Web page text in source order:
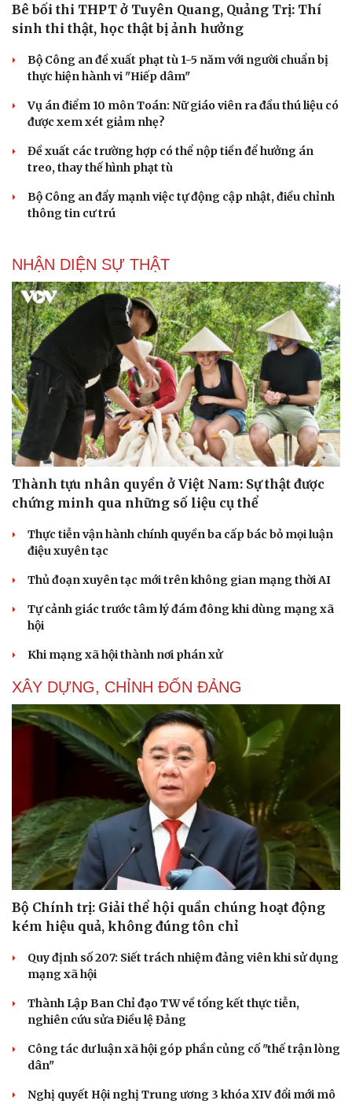
Văn học
Di sản
Du lịch
Podcast
Câu chuyện thời sự
Đọc truyện đêm khuya
Cửa sổ tình yêu
Kể chuyện cho bé
Hạt giống tâm hồn
Bê bối thi THPT ở Tuyên Quang, Quảng Trị: Thí
sinh thi thật, học thật bị ảnh hưởng
Bộ Công an đề xuất phạt tù 1-5 năm với người chuẩn bị
thực hiện hành vi "Hiếp dâm"
Vụ án điểm 10 môn Toán: Nữ giáo viên ra đầu thú liệu có
được xem xét giảm nhẹ?
Đề xuất các trường hợp có thể nộp tiền để hưởng án
treo, thay thế hình phạt tù
Bộ Công an đẩy mạnh việc tự động cập nhật, điều chỉnh
thông tin cư trú
NHẬN DIỆN SỰ THẬT
Thành tựu nhân quyền ở Việt Nam: Sự thật được
chứng minh qua những số liệu cụ thể
Thực tiễn vận hành chính quyền ba cấp bác bỏ mọi luận
điệu xuyên tạc
Thủ đoạn xuyên tạc mới trên không gian mạng thời AI
Tự cảnh giác trước tâm lý đám đông khi dùng mạng xã
hội
Khi mạng xã hội thành nơi phán xử
XÂY DỰNG, CHỈNH ĐỐN ĐẢNG
Bộ Chính trị: Giải thể hội quần chúng hoạt động
kém hiệu quả, không đúng tôn chỉ
Quy định số 207: Siết trách nhiệm đảng viên khi sử dụng
mạng xã hội
Thành Lập Ban Chỉ đạo TW về tổng kết thực tiễn,
nghiên cứu sửa Điều lệ Đảng
Công tác dư luận xã hội góp phần củng cố "thế trận lòng
dân"
Nghị quyết Hội nghị Trung ương 3 khóa XIV đổi mới mô